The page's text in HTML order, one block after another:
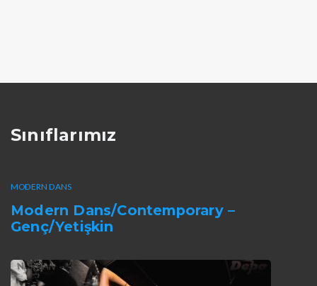
Sınıflarımız
MODERN DANS
Modern Dans/Contemporary –
Genç/Yetişkin